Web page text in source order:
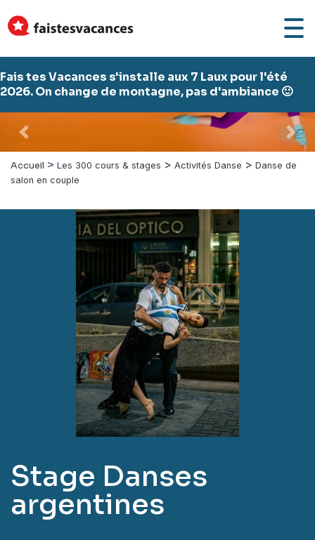
Fais tes Vacances s'installe aux 7 Laux pour l'été
2026. On change de montagne, pas d'ambiance 🙂
Précédent
Accueil > Les 300 cours & stages > Activités Danse > Danse de
salon en couple
Stage Danses
argentines